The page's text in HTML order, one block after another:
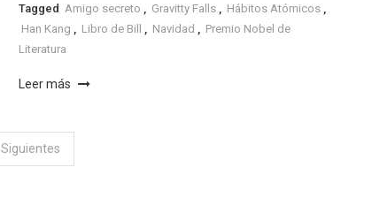
Tagged Amigo secreto Gravitty Falls Hábitos Atómicos
Han Kang
Libro de Bill Navidad
Premio Nobel de
Literatura
Leer más
Siguientes